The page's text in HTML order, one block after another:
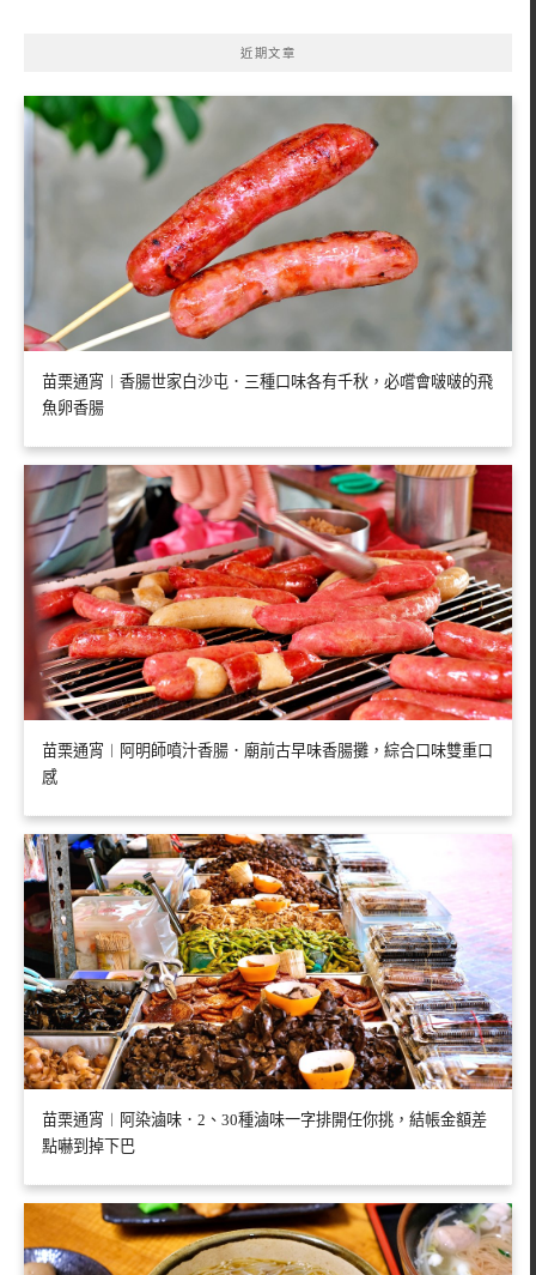
近期文章
苗栗通宵︱香腸世家白沙屯．三種口味各有千秋，必嚐會啵啵的飛
魚卵香腸
苗栗通宵︱阿明師噴汁香腸．廟前古早味香腸攤，綜合口味雙重口
感
苗栗通宵︱阿染滷味．2、30種滷味一字排開任你挑，結帳金額差
點嚇到掉下巴